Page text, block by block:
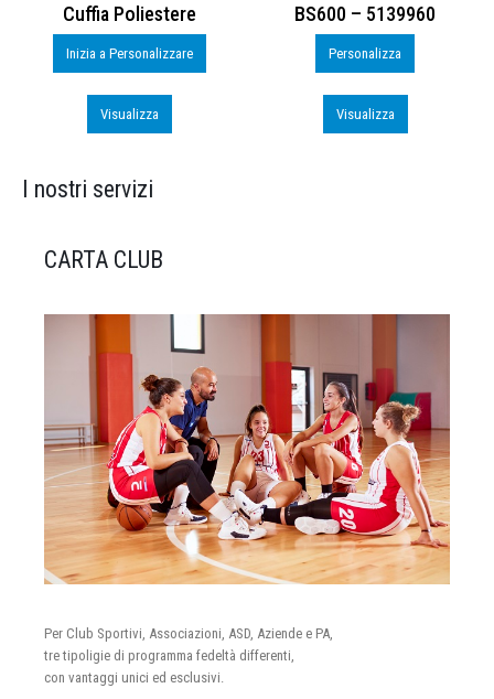
Cuffia Poliestere
Inizia a Personalizzare
Visualizza
BS600 – 5139960
Personalizza
Visualizza
I nostri servizi
CARTA CLUB
Per Club Sportivi, Associazioni, ASD, Aziende e PA,
tre tipoligie di programma fedeltà differenti,
con vantaggi unici ed esclusivi.